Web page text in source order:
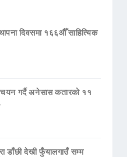
दिवसमा १६६औँ साहित्यिक
चयन गर्दै अनेसास कतारको ११
डाँछी देखी फुँयालगाउँ सम्म